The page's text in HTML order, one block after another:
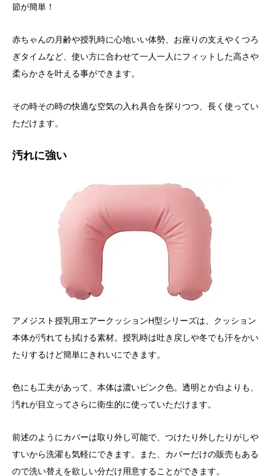
節が簡単！
赤ちゃんの月齢や授乳時に心地いい体勢、お座りの支えやくつろ
ぎタイムなど、使い方に合わせて一人一人にフィットした高さや
柔らかさを叶える事ができます。
その時その時の快適な空気の入れ具合を探りつつ、長く使ってい
ただけます。
汚れに強い
アメジスト授乳用エアークッションH型シリーズは、クッション
本体が汚れても拭ける素材。授乳時は吐き戻しや冬でも汗をかい
たりするけど簡単にきれいにできます。
色にも工夫があって、本体は濃いピンク色。透明とか白よりも、
汚れが目立ってさらに衛生的に使っていただけます。
前述のようにカバーは取り外し可能で、つけたり外したりがしや
すいから洗濯も気軽にできます。また、カバーだけの販売もある
ので洗い替えを欲しい分だけ用意することができます。